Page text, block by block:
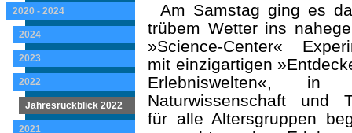
2020 - 2024
2024
2023
2022
Jahresrückblick 2022
2021
Am Samstag ging es
trübem Wetter ins
»Science-Center«
mit einzigartigen
Erlebniswelten«, in
Naturwissenschaft und
für alle Al­tersgruppen